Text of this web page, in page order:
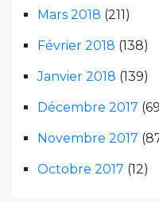
Mars 2018 (211)
Février 2018 (138)
Janvier 2018 (139)
Décembre 2017
Novembre 2017
Octobre 2017 (12)